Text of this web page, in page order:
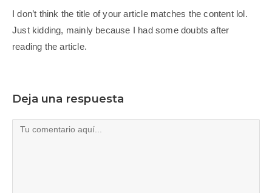
I don’t think the title of your article matches the content lol.
Just kidding, mainly because I had some doubts after
reading the article.
Deja una respuesta